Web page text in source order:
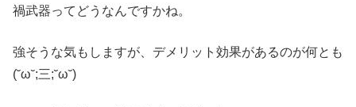
禍武器ってどうなんですかね。
強そうな気もしますが、デメリット効果があるのが何とも
(˘ω˘;三;˘ω˘)